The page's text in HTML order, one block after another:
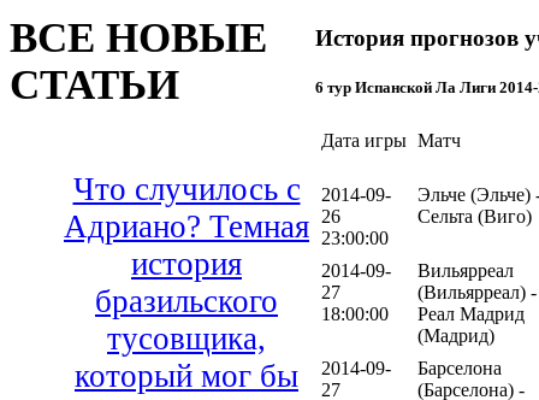
ВСЕ НОВЫЕ
СТАТЬИ
Что случилось с
Адриано? Темная
история
бразильского
тусовщика,
который мог бы
История прогнозов
6 тур Испанской Ла Лиги
Дата игры Матч
2014-09-
26
23:00:00
Эльче (Эльче)
Сельта (Виго)
2014-09-
27
18:00:00
Вильярреал
(Вильярреал) -
Реал Мадрид
(Мадрид)
2014-09-
27
Барселона
(Барселона) -